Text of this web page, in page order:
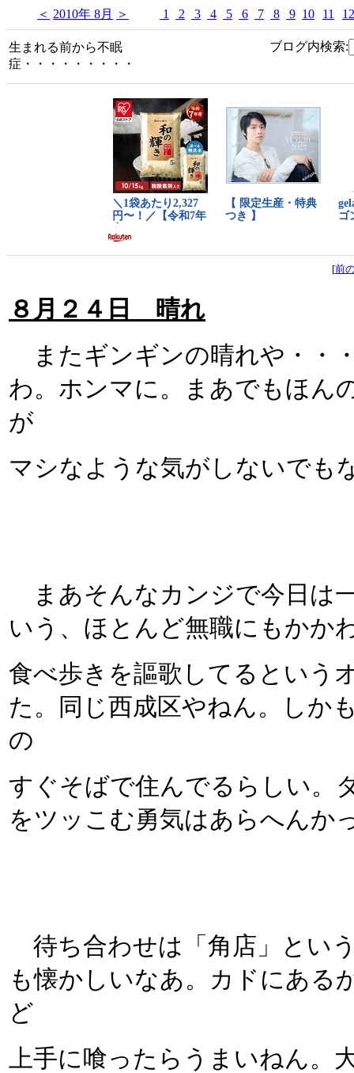
＜ 2010年 8月 ＞ 1 2 3 4 5 6 7 8 9 10 11 12
生まれる前から不眠
症・・・・・・・・・
ブログ内検索:
[前
８月２４日 晴れ
またギンギンの晴れや・・
わ。ホンマに。まあでもほん
が
マシなような気がしないでも
まあそんなカンジで今日は
いう、ほとんど無職にもかか
食べ歩きを謳歌してるという
た。同じ西成区やねん。しか
の
すぐそばで住んでるらしい。
をツッこむ勇気はあらへんか
待ち合わせは「角店」とい
も懐かしいなあ。カドにある
ど
上手に喰ったらうまいねん。